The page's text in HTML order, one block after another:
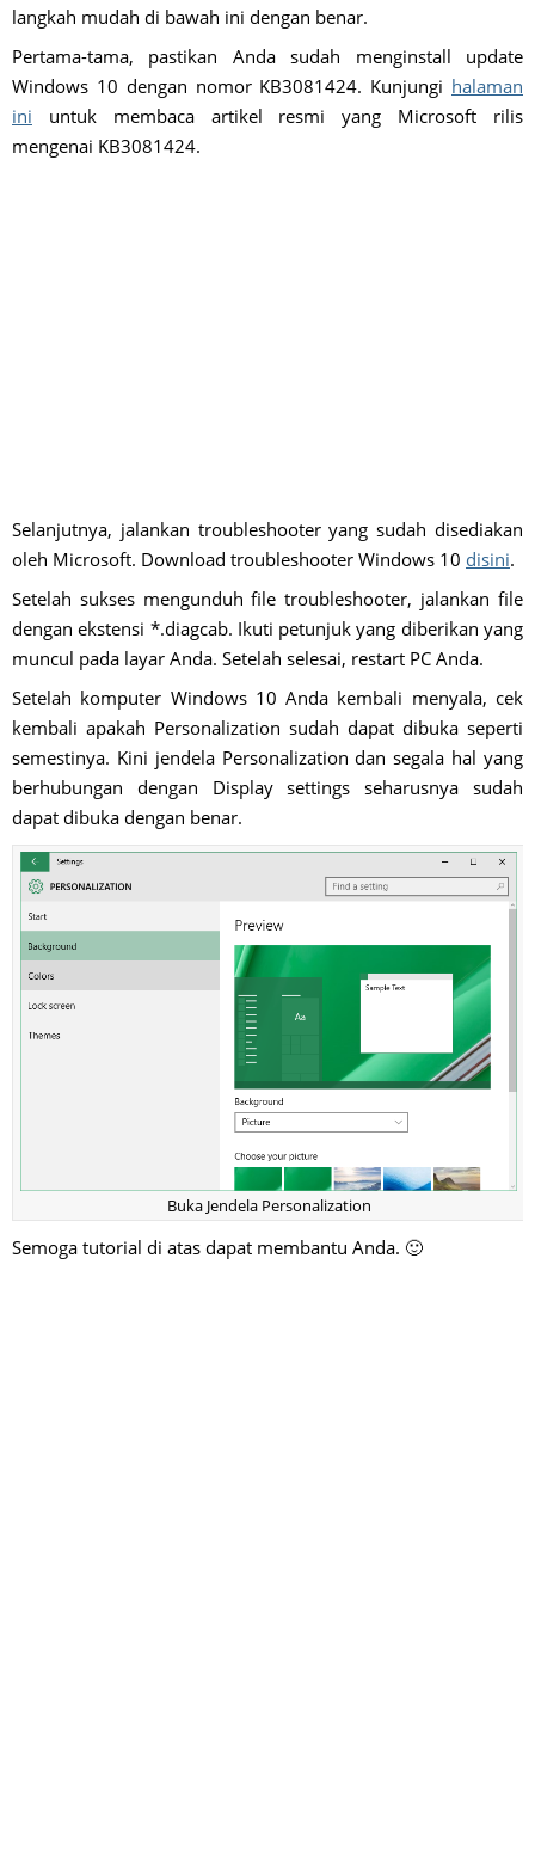
langkah mudah di bawah ini dengan benar.
Pertama-tama, pastikan Anda sudah menginstall update
Windows 10 dengan nomor KB3081424. Kunjungi halaman
ini untuk membaca artikel resmi yang Microsoft rilis
mengenai KB3081424.
Selanjutnya, jalankan troubleshooter yang sudah disediakan
oleh Microsoft. Download troubleshooter Windows 10 disini.
Setelah sukses mengunduh file troubleshooter, jalankan file
dengan ekstensi *.diagcab. Ikuti petunjuk yang diberikan yang
muncul pada layar Anda. Setelah selesai, restart PC Anda.
Setelah komputer Windows 10 Anda kembali menyala, cek
kembali apakah Personalization sudah dapat dibuka seperti
semestinya. Kini jendela Personalization dan segala hal yang
berhubungan dengan Display settings seharusnya sudah
dapat dibuka dengan benar.
Buka Jendela Personalization
Semoga tutorial di atas dapat membantu Anda. 🙂